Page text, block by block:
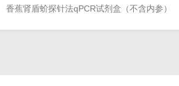
香蕉肾盾蚧探针法qPCR试剂盒（不含内参）